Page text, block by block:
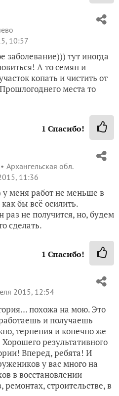
10:57
заболевание))) тут иногда
А то семян и
копать и чистить от
места то
1 Спасибо!
Архангельская обл.
11:36
меня работ не меньше в
бы всё осилить.
раз не получится, но, будем
сделать.
1 Спасибо!
2015, 12:54
похожа на мою. Это
и получаешь
терпения и конечно же
результативного
Вперед, ребята! И
у вас много на
в восстановлении
строительстве, в